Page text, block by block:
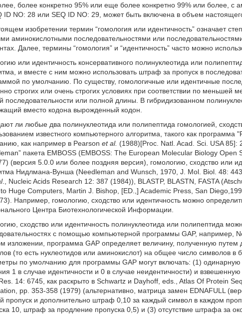
более конкретно 95% или еще более конкретно 99% или более, с
ID NO: 28 или SEQ ID NO: 29, может быть включена в объем
изобретении термин “гомология или идентичность” означает
аминокислотными последовательностями или
Далее, термины “гомология” и “идентичность” часто можно
или идентичность консервативного полинуклеотида или
и вместе с ним можно использовать штраф за пропуск в
по умолчанию. По существу, гомологичные или идентичные
строгих или очень строгих условиях при соответствии по
последовательности или полной длины. В гибридизованном
вместо кодона вырожденный кодон.
ли любые два полинуклеотида или полипептида гомологией,
известного компьютерного алгоритма, такого как
как например в Pearsonet al. (1988)[Proc. Natl. Acad. Sci. USA 85]:
пакета EMBOSS (EMBOSS: The European Molecular Biology
(версия 5.0.0 или более поздняя версия), гомологию, сходство или
Нидлмана-Вунша (Needleman and Wunsch, 1970, J. Mol. Biol. 48:
., Nucleic Acids Research 12: 387 (1984)), BLASTP, BLASTN, FASTA
Huge Computers, Martin J. Bishop, [ED.,] Academic Press, San
Например, гомологию, сходство или идентичность можно
Центра Биотехнологической Информации.
сходство или идентичность полинуклеотида или полипептида
с помощью компьютерной программы GAP, например,
изложении, программа GAP определяет величину, полученную
(то есть нуклеотидов или аминокислот) на общее число символов в
по умолчанию для программы GAP могут включать: (1)
1 в случае идентичности и 0 в случае неидентичности) и
14: 6745, как раскрыто в Schwartz и Dayhoff, eds., Atlas Of Protein
pp. 353-358 (1979) (альтернативно, матрица замен EDNAFULL
пропуск и дополнительно штраф 0,10 за каждый символ в каждом
10, штраф за продление пропуска 0,5) и (3) отсутствие штрафа за